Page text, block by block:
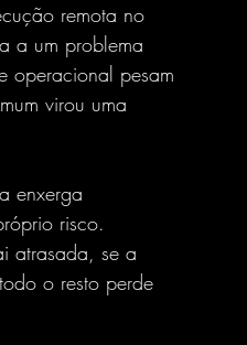
remota no
a um problema
operacional pesam
virou uma
enxerga
risco.
atrasada, se a
o resto perde